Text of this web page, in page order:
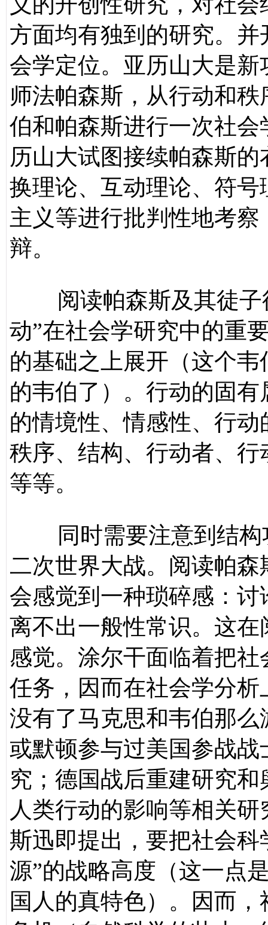
方面均有独到的研究。
会学定位。亚历山大是
师法帕森斯，从行动和
伯和帕森斯进行一次社
历山大试图接续帕森斯
换理论、互动理论、符
主义等进行批判性地考
辩。
阅读帕森斯及其徒
动”在社会学研究中的重
的基础之上展开（这个
的韦伯了）。行动的固
的情境性、情感性、行
秩序、结构、行动者、
等等。
同时需要注意到结
二次世界大战。阅读帕
会感觉到一种琐碎感：
离不出一般性常识。这
感觉。涂尔干面临着把
任务，因而在社会学分
没有了马克思和韦伯那
或默顿参与过美国参战
究；德国战后重建研究
人类行动的影响等相关
斯迅即提出，要把社会
源”的战略高度（这一点
国人的真特色）。因而